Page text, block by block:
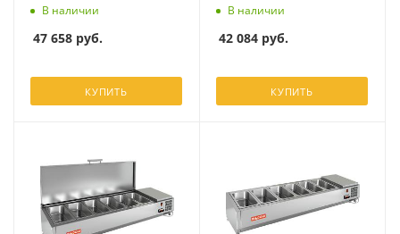
В наличии
47 658 руб.
КУПИТЬ
В наличии
42 084 руб.
КУПИТЬ